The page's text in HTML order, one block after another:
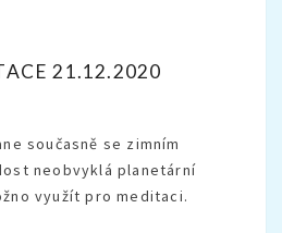
21.12.2020
současně se zimním
neobvyklá planetární
využít pro meditaci.